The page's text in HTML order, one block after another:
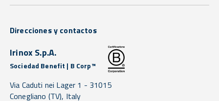
Direcciones y contactos
Irinox S.p.A.
Sociedad Benefit | B Corp™
Via Caduti nei Lager 1 - 31015
Conegliano (TV), Italy